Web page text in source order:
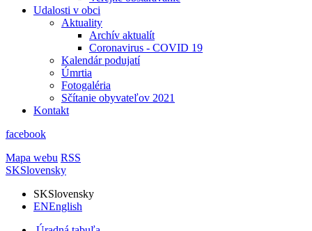
Udalosti v obci
Aktuality
Archív aktualít
Coronavirus - COVID 19
Kalendár podujatí
Úmrtia
Fotogaléria
Sčítanie obyvateľov 2021
Kontakt
facebook
Mapa webu RSS
SKSlovensky
SKSlovensky
ENEnglish